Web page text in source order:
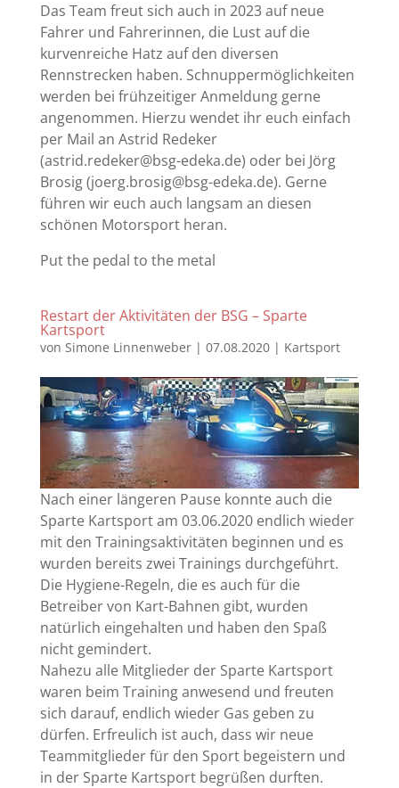
Das Team freut sich auch in 2023 auf neue
Fahrer und Fahrerinnen, die Lust auf die
kurvenreiche Hatz auf den diversen
Rennstrecken haben. Schnuppermöglichkeiten
werden bei frühzeitiger Anmeldung gerne
angenommen. Hierzu wendet ihr euch einfach
per Mail an Astrid Redeker
(astrid.redeker@bsg-edeka.de) oder bei Jörg
Brosig (joerg.brosig@bsg-edeka.de). Gerne
führen wir euch auch langsam an diesen
schönen Motorsport heran.
Put the pedal to the metal
Restart der Aktivitäten der BSG – Sparte
Kartsport
von Simone Linnenweber| 07.08.2020| Kartsport
Nach einer längeren Pause konnte auch die
Sparte Kartsport am 03.06.2020 endlich wieder
mit den Trainingsaktivitäten beginnen und es
wurden bereits zwei Trainings durchgeführt.
Die Hygiene-Regeln, die es auch für die
Betreiber von Kart-Bahnen gibt, wurden
natürlich eingehalten und haben den Spaß
nicht gemindert.
Nahezu alle Mitglieder der Sparte Kartsport
waren beim Training anwesend und freuten
sich darauf, endlich wieder Gas geben zu
dürfen. Erfreulich ist auch, dass wir neue
Teammitglieder für den Sport begeistern und
in der Sparte Kartsport begrüßen durften.